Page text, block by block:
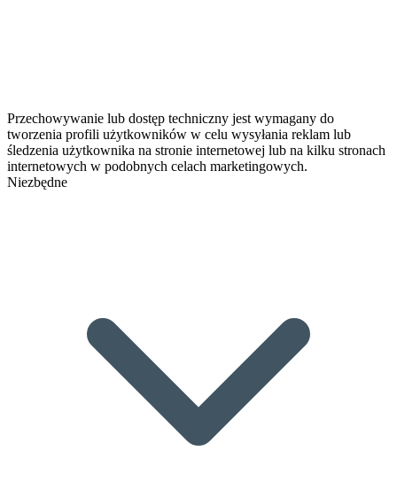
Przechowywanie lub dostęp techniczny jest wymagany do
tworzenia profili użytkowników w celu wysyłania reklam lub
śledzenia użytkownika na stronie internetowej lub na kilku stronach
internetowych w podobnych celach marketingowych.
Niezbędne